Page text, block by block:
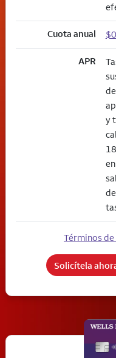
Cuota anual $0
APR
y
Términos
Solicítela